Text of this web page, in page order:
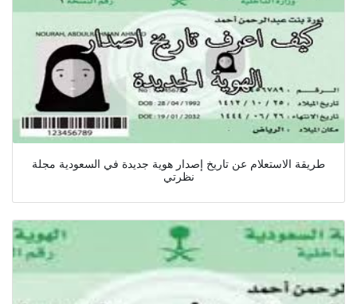
طريقة الاستعلام عن تاريخ إصدار هوية جديدة في السعودية مجلة
نظرتي